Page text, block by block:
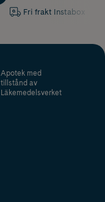
Fri frakt Instabox
Apotek med
tillstånd av
Läkemedelsverket